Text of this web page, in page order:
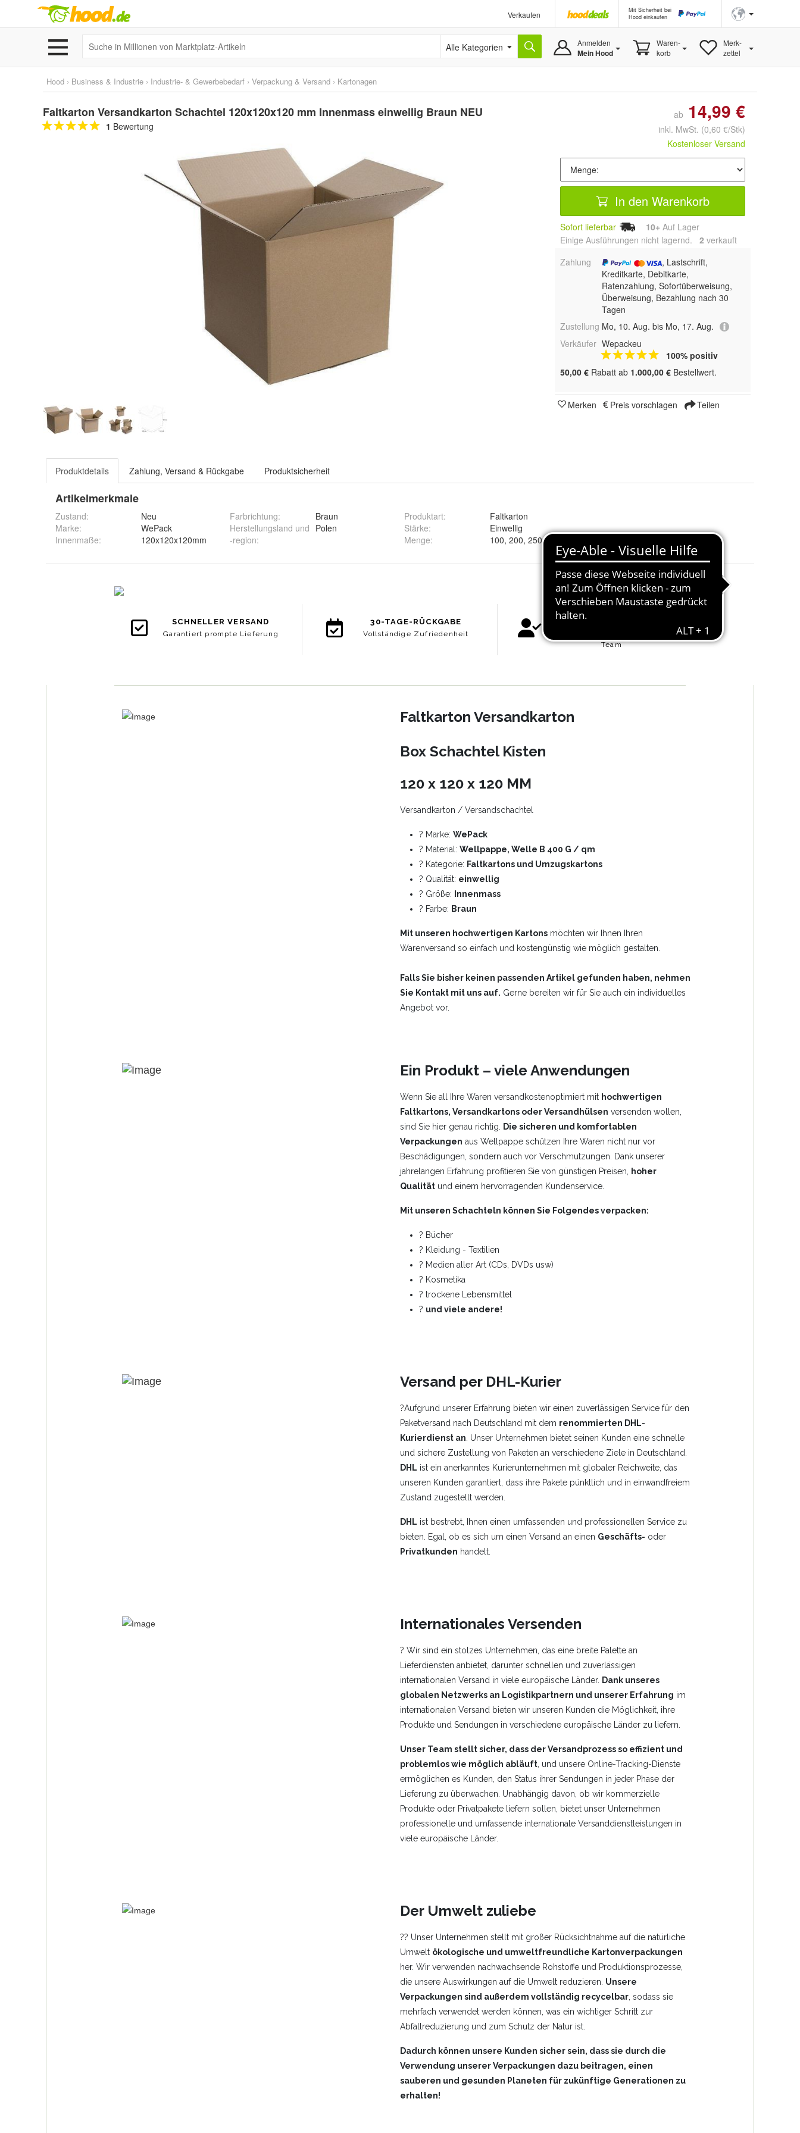
Verkaufen
Mit Sicherheit bei
Hood einkaufen
Alle Kategorien Anmelden
Mein Hood
Waren-
korb
Merk-
zettel
Hood › Business & Industrie › Industrie- & Gewerbebedarf › Verpackung & Versand › Kartonagen
Faltkarton Versandkarton Schachtel 120x120x120 mm Innenmass einwellig Braun NEU
1 Bewertung
ab 14,99 €
inkl. MwSt. (0,60 €/Stk)
Kostenloser Versand
In den Warenkorb
Sofort lieferbar 10+ Auf Lager
Einige Ausführungen nicht lagernd. 2 verkauft
Zahlung
, Lastschrift,
Kreditkarte, Debitkarte,
Ratenzahlung, Sofortüberweisung,
Überweisung, Bezahlung nach 30
Tagen
Zustellung Mo, 10. Aug. bis Mo, 17. Aug.
Verkäufer Wepackeu
100% positiv
50,00 € Rabatt ab 1.000,00 € Bestellwert.
Merken Preis vorschlagen Teilen
Produktdetails Zahlung, Versand & Rückgabe Produktsicherheit
Artikelmerkmale
Zustand:
Neu
Marke:
WePack
Innenmaße: 120x120x120mm
Farbrichtung:
Braun
Herstellungsland und
-region:
Polen
Produktart:
Faltkarton
Stärke:
Einwellig
Menge: